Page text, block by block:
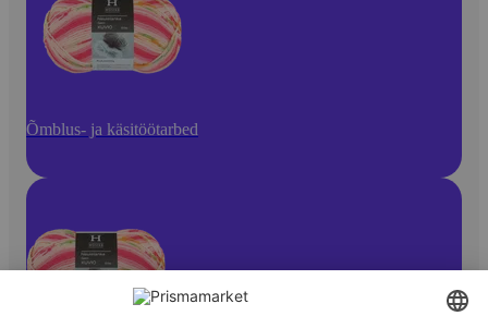
Õmblus- ja käsitöötarbed